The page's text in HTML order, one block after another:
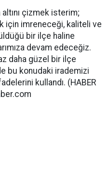
altını çizmek isterim;
için imreneceği, kaliteli ve
bir ilçe haline
devam edeceğiz.
daha güzel bir ilçe
bu konudaki irademizi
kullandı. (HABER